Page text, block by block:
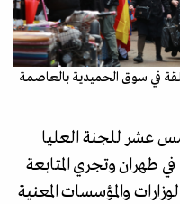
في سوق الحميدية بالعاصمة
عشر للجنة العليا
طهران وتجري المتابعة
والمؤسسات المعنية